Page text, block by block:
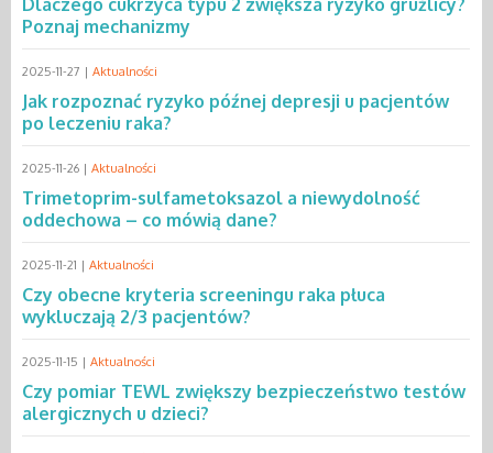
Dlaczego cukrzyca typu 2 zwiększa ryzyko gruźlicy?
Poznaj mechanizmy
2025-11-27 | Aktualności
Jak rozpoznać ryzyko późnej depresji u pacjentów
po leczeniu raka?
2025-11-26 | Aktualności
Trimetoprim-sulfametoksazol a niewydolność
oddechowa – co mówią dane?
2025-11-21 | Aktualności
Czy obecne kryteria screeningu raka płuca
wykluczają 2/3 pacjentów?
2025-11-15 | Aktualności
Czy pomiar TEWL zwiększy bezpieczeństwo testów
alergicznych u dzieci?